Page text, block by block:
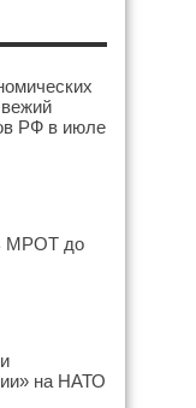
РФ в июле
МРОТ до
на НАТО